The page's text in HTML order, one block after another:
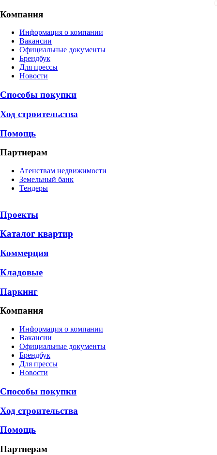
Компания
Информация о компании
Вакансии
Официальные документы
Брендбук
Для прессы
Новости
Способы покупки
Ход строительства
Помощь
Партнерам
Агенствам недвижимости
Земельный банк
Тендеры
Проекты
Каталог квартир
Коммерция
Кладовые
Паркинг
Компания
Информация о компании
Вакансии
Официальные документы
Брендбук
Для прессы
Новости
Способы покупки
Ход строительства
Помощь
Партнерам